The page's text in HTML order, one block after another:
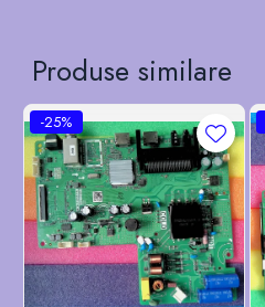
Produse similare
-25%